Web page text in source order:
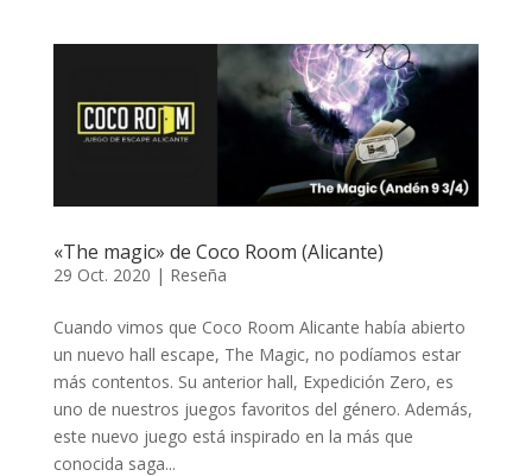
«The magic» de Coco Room (Alicante)
29 Oct. 2020 | Reseña
Cuando vimos que Coco Room Alicante había abierto
un nuevo hall escape, The Magic, no podíamos estar
más contentos. Su anterior hall, Expedición Zero, es
uno de nuestros juegos favoritos del género. Además,
este nuevo juego está inspirado en la más que
conocida saga...